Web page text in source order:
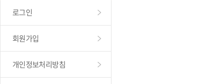
로그인
회원가입
개인정보처리방침